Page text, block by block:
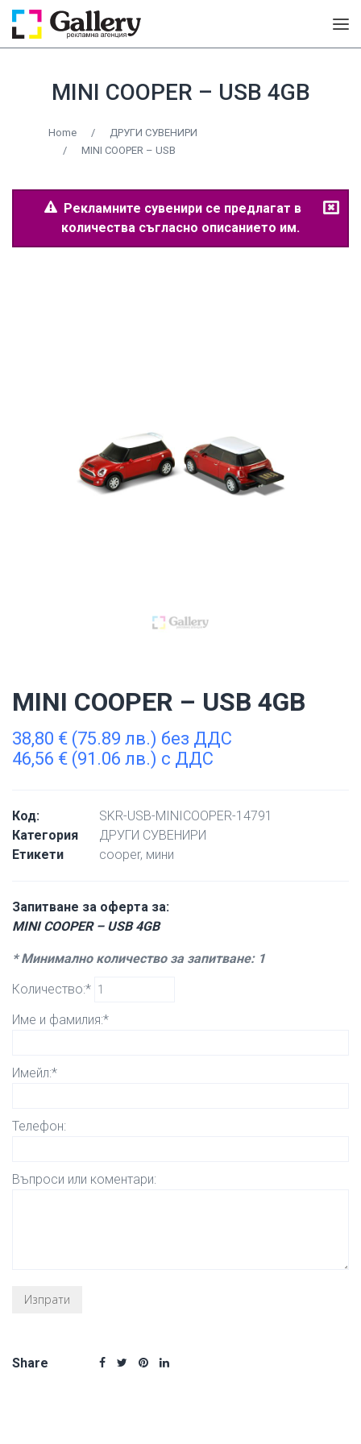
MINI COOPER – USB 4GB
Home /
ДРУГИ СУВЕНИРИ
/
MINI COOPER – USB
Рекламните сувенири се предлагат в
количества съгласно описанието им.
MINI COOPER – USB 4GB
38,80 € (75.89 лв.) без ДДС
46,56 € (91.06 лв.) с ДДС
Код:
SKR-USB-MINICOOPER-14791
Категория
ДРУГИ СУВЕНИРИ
Етикети
cooper, мини
Запитване за оферта за:
MINI COOPER – USB 4GB
* Минимално количество за запитване: 1
Количество:*
Име и фамилия:*
Имейл:*
Телефон:
Въпроси или коментари:
Share